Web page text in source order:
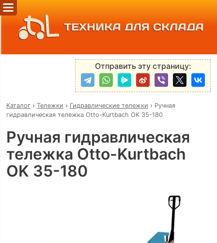
ТЕХНИКА ДЛЯ СКЛАДА
Отправить эту страницу:
Каталог› Тележки › Гидравлические тележки › Ручная
гидравлическая тележка Otto-Kurtbach OK 35-180
Ручная гидравлическая
тележка Otto-Kurtbach
OK 35-180